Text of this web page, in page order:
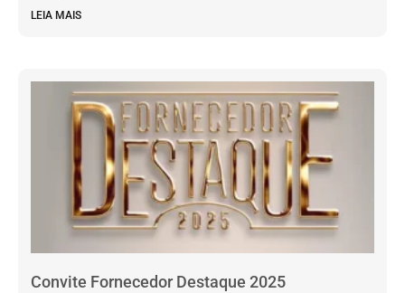
LEIA MAIS
Convite Fornecedor Destaque 2025